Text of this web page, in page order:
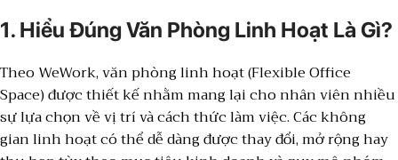
1. Hiểu Đúng Văn Phòng Linh Hoạt Là Gì?
Theo WeWork, văn phòng linh hoạt (Flexible Office
Space) được thiết kế nhằm mang lại cho nhân viên nhiều
sự lựa chọn về vị trí và cách thức làm việc. Các không
gian linh hoạt có thể dễ dàng được thay đổi, mở rộng hay